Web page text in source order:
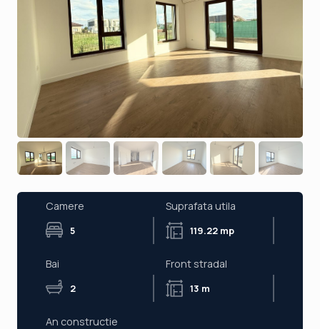
Camere
5
Suprafata utila
119.22 mp
Bai
2
Front stradal
13 m
An constructie